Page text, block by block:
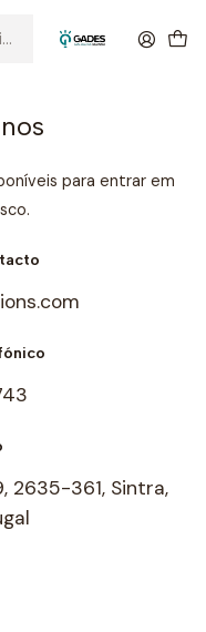
para entrar em
2635-361, Sintra,